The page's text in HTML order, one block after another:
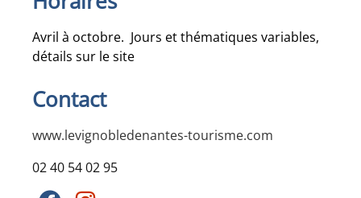
Avril à octobre. Jours et thématiques variables,
détails sur le site
Contact
www.levignobledenantes-tourisme.com
02 40 54 02 95